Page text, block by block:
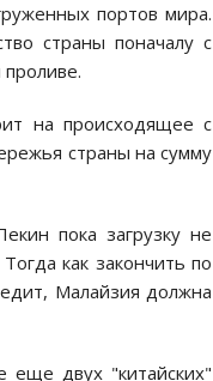
портов мира.
страны поначалу с
проливе.
на происходящее с
страны на сумму
пока загрузку не
как закончить по
Малайзия должна
еще двух "китайских"